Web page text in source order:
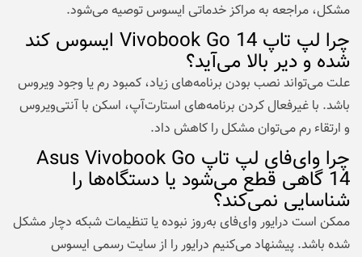
مشکل، مراجعه به مراکز خدماتی ایسوس توصیه می‌شود.
چرا لپ‌ تاپ Vivobook Go 14 ایسوس کند
شده و دیر بالا می‌آید؟
علت می‌تواند نصب بودن برنامه‌های زیاد، کمبود رم یا وجود ویروس
باشد. با غیرفعال کردن برنامه‌های استارت‌آپ، اسکن با آنتی‌ویروس
و ارتقاء رم می‌توان مشکل را کاهش داد.
چرا وای‌فای لپ‌ تاپ Asus Vivobook Go
14 گاهی قطع می‌شود یا دستگاه‌ها را
شناسایی نمی‌کند؟
ممکن است درایور وای‌فای به‌روز نبوده یا تنظیمات شبکه دچار مشکل
شده باشد. پیشنهاد می‌‌کنیم درایور را از سایت رسمی ایسوس